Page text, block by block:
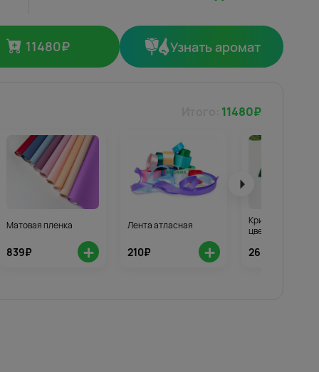
11480₽ Узнать аромат
11480₽
Матовая пленка
839₽ +
Лента атласная
210₽ +
Кризал для
цветов 3шт.
268₽